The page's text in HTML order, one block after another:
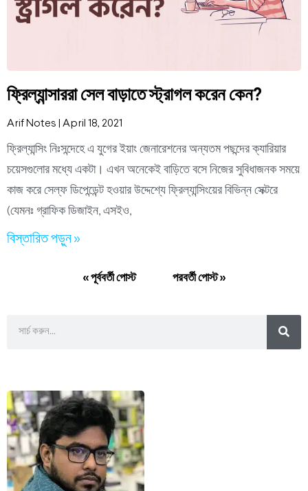
ফ্রিল্যান্সাররা সেল বাড়াতে স্ট্রাগল করেন কেন?
Arif Notes April 18, 2021
ফ্রিল্যান্সিং নিঃসন্দেহে এ যুগের ইয়াং জেনারেশনের অন্যতম পছন্দের ক্যারিয়ার
চয়েসগুলোর মধ্যে একটা। এখন অনেকেই বাড়িতে বসে নিজের সুবিধাজনক সময়ে
কাজ করে সেল্ফ ডিপেন্ডেন্ট হওয়ার উদ্দেশ্যে ফ্রিল্যান্সিংয়ের বিভিন্ন সেক্টরে
(যেমনঃ গ্রাফিক ডিজাইন, এসইও,
বিস্তারিত পড়ুন »
« পূর্ববর্তী পোস্ট পরবর্তী পোস্ট »